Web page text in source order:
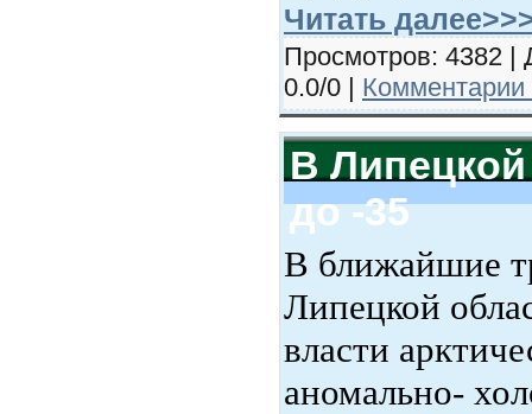
Читать
Просмотров: 4382 |
0.0/0 | Комментарии
В
до -35
В ближайшие
Липецкой
власти
аномально-